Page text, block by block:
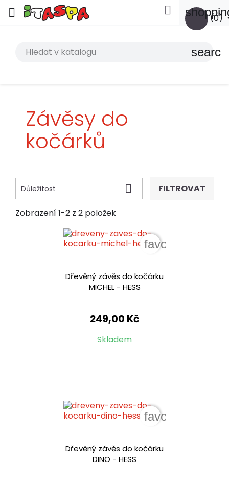
 (0)

search
Závěsy do
kočárků
Důležitost  FILTROVAT
Zobrazení 1-2 z 2 položek
Dřevěný závěs do kočárku
MICHEL - HESS
249,00 Kč
Skladem
favorite_border
Dřevěný závěs do kočárku
DINO - HESS
favorite_border